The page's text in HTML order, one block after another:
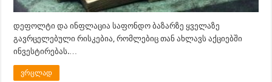
დეფოლტი და ინფლაცია საფონდო ბაზარზე ყველაზე
გავრცელებული რისკებია, რომლებიც თან ახლავს აქციებში
ინვესტირებას.…
ვრცლად